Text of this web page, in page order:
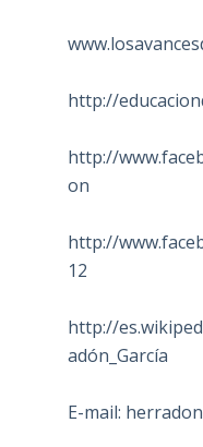
http://
http://
on
http://
12
http://
adón_García
E-mail: